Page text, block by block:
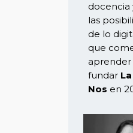
docencia
las
de lo
que
aprender
fundar
Nos en